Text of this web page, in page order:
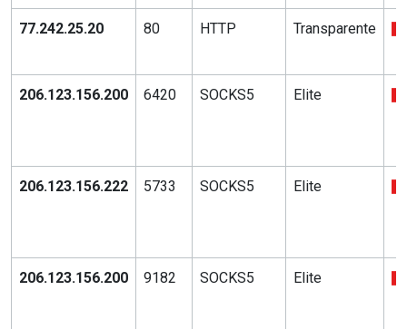
77.242.25.20 80 HTTP Transparente
206.123.156.200 6420 SOCKS5 Elite
206.123.156.222 5733 SOCKS5 Elite
206.123.156.200 9182 SOCKS5 Elite